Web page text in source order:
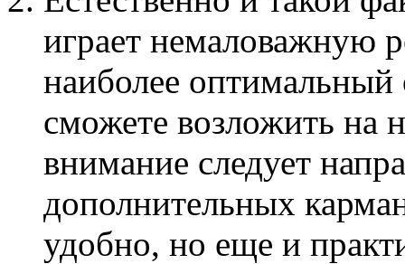
играет немаловажную
наиболее
сможете возложить на
внимание следует
дополнительных
удобно, но еще и